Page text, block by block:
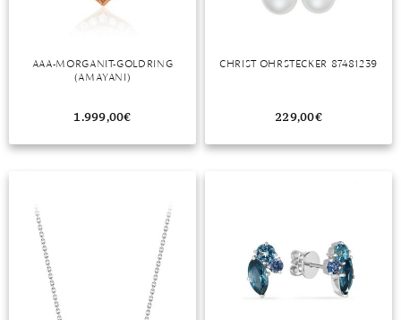
AAA-MORGANIT-GOLDRING
(AMAYANI)
1.999,00€
CHRIST OHRSTECKER 87481239
229,00€